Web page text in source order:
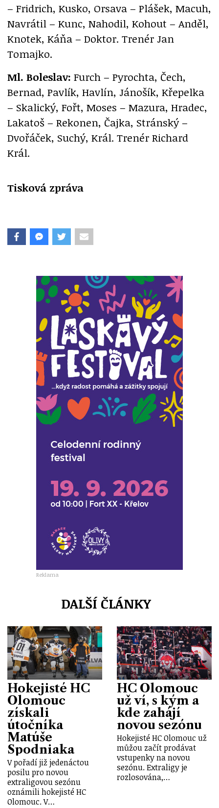
– Fridrich, Kusko, Orsava – Plášek, Macuh,
Navrátil – Kunc, Nahodil, Kohout – Anděl,
Knotek, Káňa – Doktor. Trenér Jan
Tomajko.
Ml. Boleslav: Furch – Pyrochta, Čech,
Bernad, Pavlík, Havlín, Jánošík, Křepelka
– Skalický, Fořt, Moses – Mazura, Hradec,
Lakatoš – Rekonen, Čajka, Stránský –
Dvořáček, Suchý, Král. Trenér Richard
Král.
Tisková zpráva
Reklama
DALŠÍ ČLÁNKY
Hokejisté HC
Olomouc
získali
útočníka
Matúše
Spodniaka
V pořadí již jedenáctou
posilu pro novou
extraligovou sezónu
oznámili hokejisté HC
Olomouc. V…
HC Olomouc
už ví, s kým a
kde zahájí
novou sezónu
Hokejisté HC Olomouc už
můžou začít prodávat
vstupenky na novou
sezónu. Extraligy je
rozlosována,…